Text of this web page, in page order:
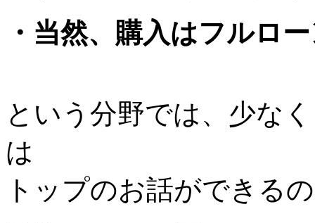
・当然、購入はフルロ
という分野では、少な
は
トップのお話ができる